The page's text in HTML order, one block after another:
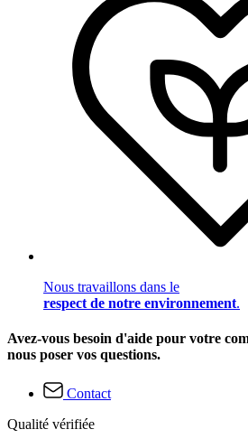
Nous travaillons dans le
respect de notre environnement.
Avez-vous besoin d'aide pour votre
nous poser vos questions.
Contact
Qualité vérifiée